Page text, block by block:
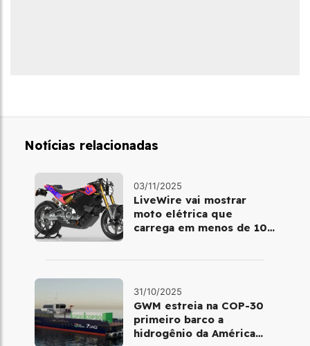
Notícias relacionadas
03/11/2025
LiveWire vai mostrar
moto elétrica que
carrega em menos de 10
31/10/2025
GWM estreia na COP-30
primeiro barco a
hidrogênio da América